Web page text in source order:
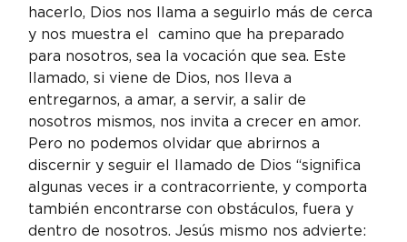
hacerlo, Dios nos llama a seguirlo más de cerca
y nos muestra el  camino que ha preparado
para nosotros, sea la vocación que sea. Este
llamado, si viene de Dios, nos lleva a
entregarnos, a amar, a servir, a salir de
nosotros mismos, nos invita a crecer en amor.
Pero no podemos olvidar que abrirnos a
discernir y seguir el llamado de Dios “significa
algunas veces ir a contracorriente, y comporta
también encontrarse con obstáculos, fuera y
dentro de nosotros. Jesús mismo nos advierte: